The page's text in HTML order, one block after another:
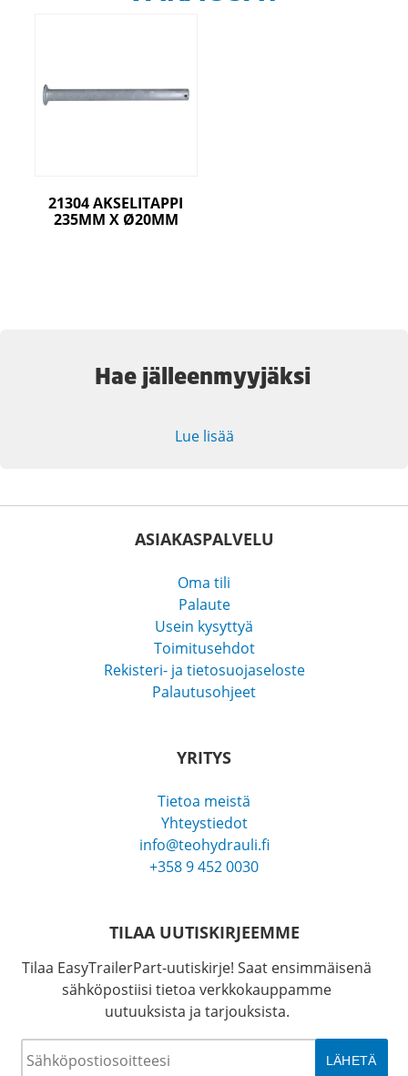
21304 AKSELITAPPI
235MM X Ø20MM
Hae jälleenmyyjäksi
Lue lisää
ASIAKASPALVELU
Oma tili
Palaute
Usein kysyttyä
Toimitusehdot
Rekisteri- ja tietosuojaseloste
Palautusohjeet
YRITYS
Tietoa meistä
Yhteystiedot
info@teohydrauli.fi
+358 9 452 0030
TILAA UUTISKIRJEEMME
Tilaa EasyTrailerPart-uutiskirje! Saat ensimmäisenä
sähköpostiisi tietoa verkkokauppamme
uutuuksista ja tarjouksista.
Sähköposti *